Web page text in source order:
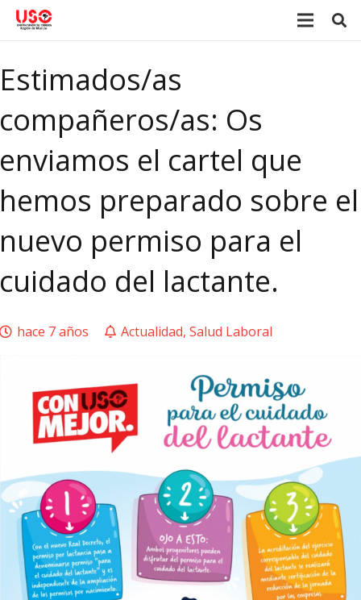
Estimados/as
compañeros/as: Os
enviamos el cartel que
hemos preparado sobre el
nuevo permiso para el
cuidado del lactante.
hace 7 años Actualidad, Salud Laboral